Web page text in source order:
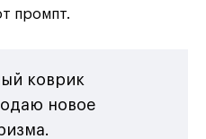
промпт.
коврик
новое